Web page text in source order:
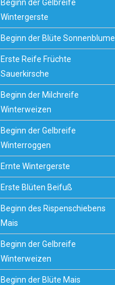
Beginn der Gelbreife
Wintergerste
Beginn der Blüte Sonnenblume
Erste Reife Früchte
Sauerkirsche
Beginn der Milchreife
Winterweizen
Beginn der Gelbreife
Winterroggen
Ernte Wintergerste
Erste Blüten Beifuß
Beginn des Rispenschiebens
Mais
Beginn der Gelbreife
Winterweizen
Beginn der Blüte Mais